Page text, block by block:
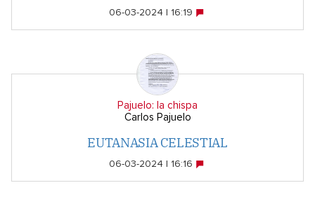
06-03-2024 | 16:19
Pajuelo: la chispa
Carlos Pajuelo
EUTANASIA CELESTIAL
06-03-2024 | 16:16